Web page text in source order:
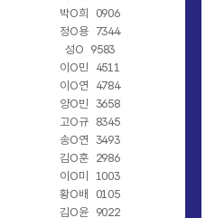
박O희
0906
정O용
7344
성O 9583
이O민
4511
이O연
4784
양O빈 3658
고O규
8345
송O연 3493
김O훈
2986
이O미
1003
황O배
0105
김O윤
9022